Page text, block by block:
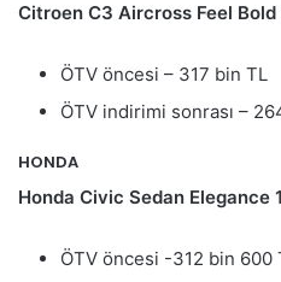
Citroen C3 Aircross Feel Bold
ÖTV öncesi – 317 bin TL
ÖTV indirimi sonrası –
HONDA
Honda Civic Sedan Elegance
ÖTV öncesi -312 bin 600